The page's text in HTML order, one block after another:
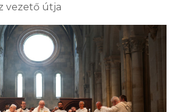
vezető útja